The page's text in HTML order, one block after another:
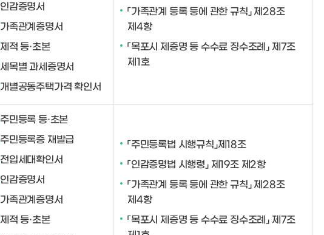
인감증명서
가족관계증명서
제적 등·초본
세목별 과세증명서
개별공동주택가격 확인서
「가족관계 등록 등에 관한 규칙」 제28조
제4항
「목포시 제증명 등 수수료 징수조례」 제7조
제1호
주민등록 등·초본
주민등록증 재발급
전입세대확인서
인감증명서
가족관계증명서
제적 등·초본
「주민등록법 시행규칙」제18조
「인감증명법 시행령」 제19조 제2항
「가족관계 등록 등에 관한 규칙」 제28조
제4항
「목포시 제증명 등 수수료 징수조례」 제7조